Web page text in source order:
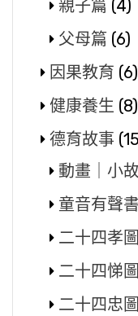
親子篇 (4)
父母篇 (6)
因果教育 (6)
健康養生 (8)
德育故事
動畫｜小
童音有聲
二十四孝
二十四悌
二十四忠